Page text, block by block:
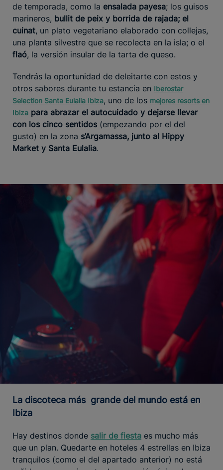
de temporada, como la ensalada payesa; los guisos
marineros, bullit de peix y borrida de rajada; el
cuinat, un plato vegetariano elaborado con collejas,
una planta silvestre que se recolecta en la isla; o el
flaó, la versión insular de la tarta de queso.
Tendrás la oportunidad de deleitarte con estos y
otros sabores durante tu estancia en Iberostar
Selection Santa Eulalia Ibiza, uno de los mejores resorts en
Ibiza para abrazar el autocuidado y dejarse llevar
con los cinco sentidos (empezando por el del
gusto) en la zona s’Argamassa, junto al Hippy
Market y Santa Eulalia.
La discoteca más grande del mundo está en
Ibiza
Hay destinos donde salir de fiesta es mucho más
que un plan. Quedarte en hoteles 4 estrellas en Ibiza
tranquilos (como el del apartado anterior) no está